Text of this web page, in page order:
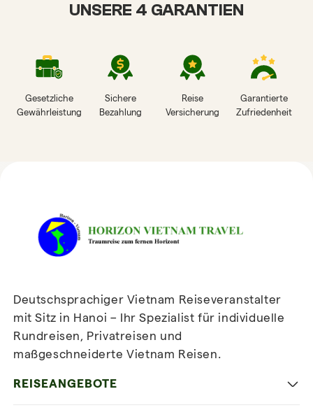
UNSERE 4 GARANTIEN
Gesetzliche
Gewährleistung
Sichere
Bezahlung
Reise
Versicherung
Garantierte
Zufriedenheit
Newsletterabonnieren
Deutschsprachiger Vietnam Reiseveranstalter
mit Sitz in Hanoi – Ihr Spezialist für individuelle
Rundreisen, Privatreisen und
maßgeschneiderte Vietnam Reisen.
REISEANGEBOTE